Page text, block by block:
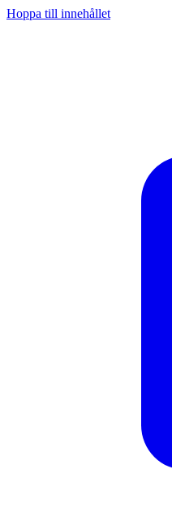
Hoppa till innehållet